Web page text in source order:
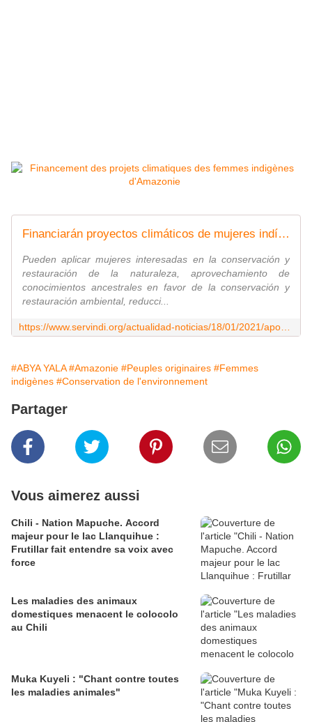
Financiarán proyectos climáticos de mujeres indígenas amazónicas
Pueden aplicar mujeres interesadas en la conservación y
restauración de la naturaleza, aprovechamiento de
conocimientos ancestrales en favor de la conservación y
restauración ambiental, reducci...
#ABYA YALA #Amazonie #Peuples originaires #Femmes
indigènes #Conservation de l'environnement
Partager
Vous aimerez aussi
Chili - Nation Mapuche. Accord
majeur pour le lac Llanquihue :
Frutillar fait entendre sa voix avec
force
Les maladies des animaux
domestiques menacent le colocolo
au Chili
Muka Kuyeli : "Chant contre toutes
les maladies animales"